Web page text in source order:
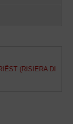
(RISIERA DI